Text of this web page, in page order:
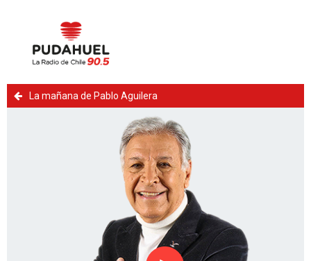
La mañana de Pablo Aguilera